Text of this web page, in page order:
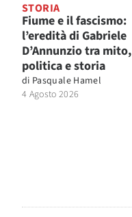
STORIA
Fiume e il fascismo:
l’eredità di Gabriele
D’Annunzio tra mito,
politica e storia
di Pasquale Hamel
4 Agosto 2026